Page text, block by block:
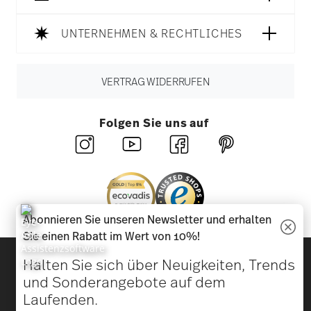
UNTERNEHMEN & RECHTLICHES
VERTRAG WIDERRUFEN
Folgen Sie uns auf
Entdecken Sie unsere Marken
Design & Funktionalität für Ihr Zuhause
Homepage AGB
Abonnieren Sie unseren Newsletter und erhalten
Sie einen Rabatt im Wert von 10%!
Halten Sie sich über Neuigkeiten, Trends
und Sonderangebote auf dem
Laufenden.